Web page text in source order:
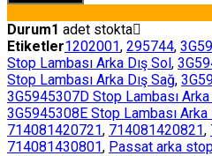
Durum1 adet stokta
Etiketler1202001, 295744,
Stop Lambası Arka Dış Sol,
Stop Lambası Arka Dış Sağ,
3G5945307D Stop Lambası
3G5945308E Stop Lambası Arka
714081420721, 714081420821,
714081430801, Passat arka